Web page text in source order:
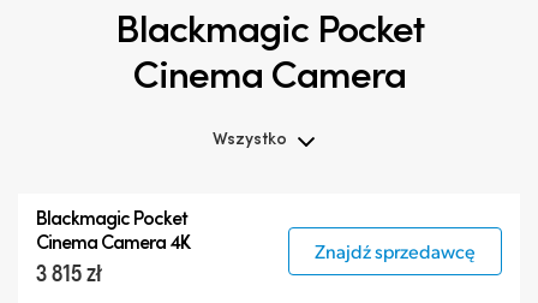
Blackmagic Pocket
Cinema Camera
Wszystko
Blackmagic Pocket Cinema Camera
Akcesoria
Blackmagic Pocket
Cinema Camera 4K
3 815 zł
Znajdź sprzedawcę